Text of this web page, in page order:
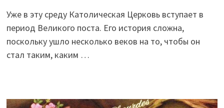
Уже в эту среду Католическая Церковь вступает в
период Великого поста. Его история сложна,
поскольку ушло несколько веков на то, чтобы он
стал таким, каким …